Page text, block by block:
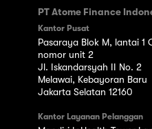
PT Atome Finance
Kantor Pusat
Pasaraya Blok M, lantai 1
nomor unit 2
Jl. Iskandarsyah II No. 2
Melawai, Kebayoran Baru
Jakarta Selatan 12160
Kantor Layanan Pelanggan